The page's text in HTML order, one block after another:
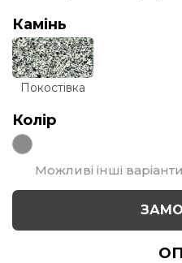
Камінь
Покостівка
Колір
Можливі інші